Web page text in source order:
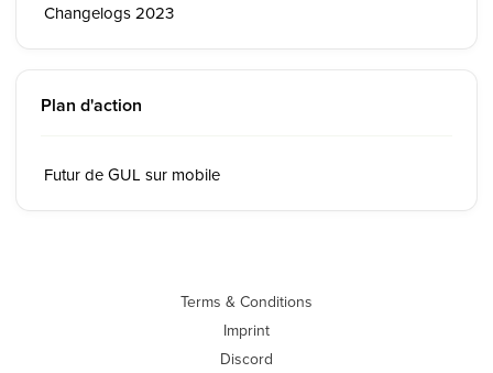
Changelogs 2023
Plan d'action
Futur de GUL sur mobile
Terms & Conditions
Imprint
Discord